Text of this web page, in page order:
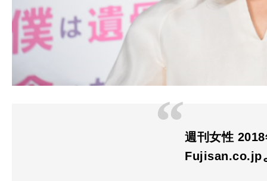
週刊女性
Fujisan.co.jp